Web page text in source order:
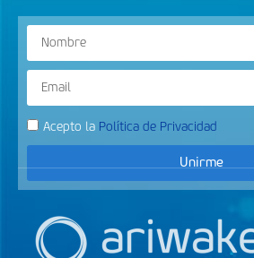
Acepto la Política de Privacidad
Unirme